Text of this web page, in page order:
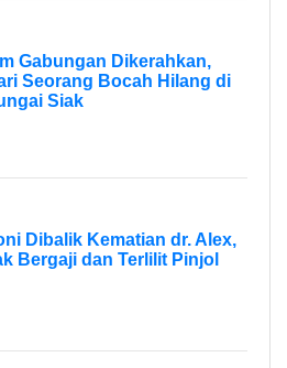
Gabungan Dikerahkan,
Seorang Bocah Hilang di
Siak
Dibalik Kematian dr. Alex,
Bergaji dan Terlilit Pinjol